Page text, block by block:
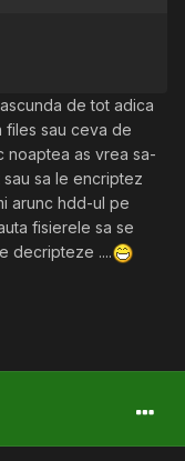
de tot adica
files sau ceva de
noaptea as vrea sa-
sa le encriptez
arunc hdd-ul pe
fisierele sa se
decripteze ....